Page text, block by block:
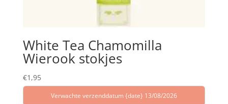
White Tea Chamomilla
Wierook stokjes
€1,95
Verwachte verzenddatum {date} 13/08/2026